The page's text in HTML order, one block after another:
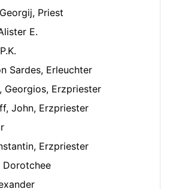
Priest
E.
Sardes, Erleuchter
Georgios, Erzpriester
John, Erzpriester
Erzpriester